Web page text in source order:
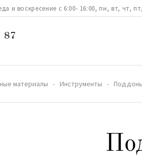
и воскресение с 6:00- 16:00, пн, вт, чт,
87
материалы Инструменты